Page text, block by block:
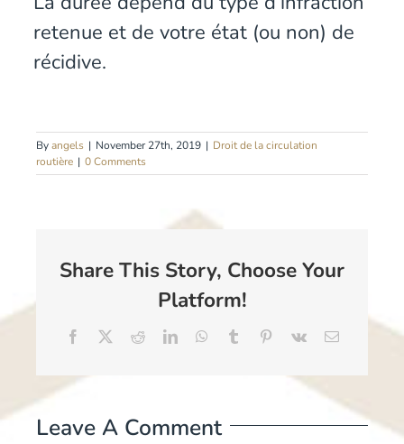
retenue et de votre état (ou non) de
récidive.
Byangels | November 27th, 2019 | Droit de la circulation
routière | 0 Comments
Share This Story, Choose Your
Platform!
Facebook RedditLinkedInWhatsApp
Tumblr Pinterest
Vk Email
Leave A Comment